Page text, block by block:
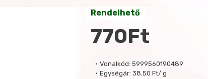
Vonalkód: 5999560190489
Egységár: 38.50 Ft/ g
Rendelhető
770Ft